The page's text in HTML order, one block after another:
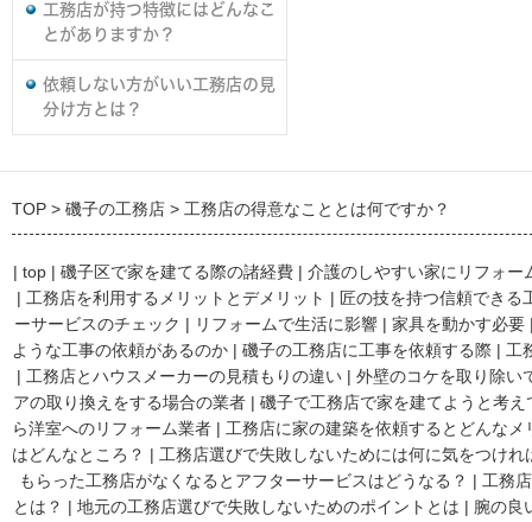
工務店が持つ特徴にはどんなこ
とがありますか？
依頼しない方がいい工務店の見
分け方とは？
TOP 磯子の工務店 工務店の得意なこととは何ですか？
| top | 磯子区で家を建てる際の諸経費 | 介護のしやすい家にリフォー
| 工務店を利用するメリットとデメリット | 匠の技を持つ信頼できる
ーサービスのチェック | リフォームで生活に影響 | 家具を動かす必要
ような工事の依頼があるのか | 磯子の工務店に工事を依頼する際 | 工
| 工務店とハウスメーカーの見積もりの違い | 外壁のコケを取り除い
アの取り換えをする場合の業者 | 磯子で工務店で家を建てようと考え
ら洋室へのリフォーム業者 | 工務店に家の建築を依頼するとどんなメ
はどんなところ？ | 工務店選びで失敗しないためには何に気をつけれ
もらった工務店がなくなるとアフターサービスはどうなる？ | 工務
とは？ | 地元の工務店選びで失敗しないためのポイントとは | 腕の良